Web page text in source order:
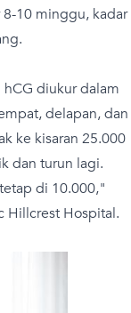
10 minggu, kadar
diukur dalam
delapan, dan
ke kisaran 25.000
dan turun lagi.
di 10.000,"
Hillcrest Hospital.